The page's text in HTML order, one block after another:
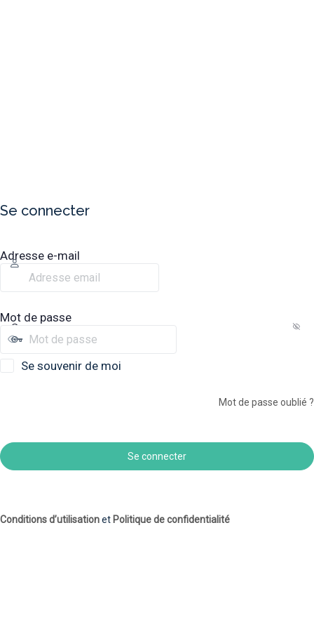
Se connecter
Adresse e-mail
Mot de passe
Se souvenir de moi
Mot de passe oublié ?
Conditions d’utilisationet Politique de confidentialité